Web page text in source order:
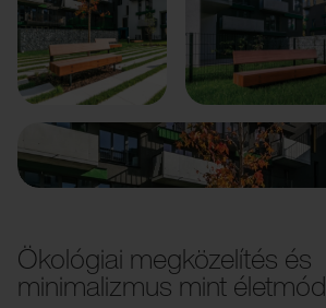
Előző
Ökológiai megközelítés és
minimalizmus mint életmód